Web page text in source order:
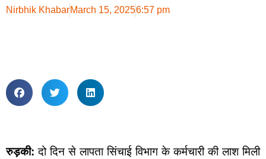
Nirbhik KhabarMarch 15, 20256:57 pm
रुड़की: दो दिन से लापता सिंचाई विभाग के कर्मचारी की लाश मिली